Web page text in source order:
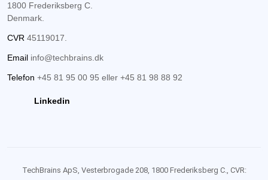
1800 Frederiksberg C.
Denmark.
CVR 45119017.
Email info@techbrains.dk
Telefon +45 81 95 00 95 eller +45 81 98 88 92
Linkedin
TechBrains ApS, Vesterbrogade 208, 1800 Frederiksberg C., CVR: